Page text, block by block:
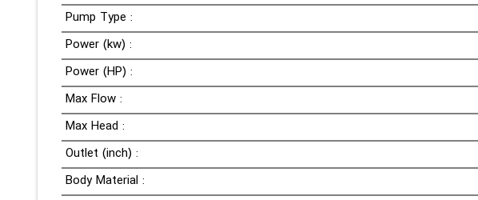
Pump Type :
Power (kw) :
Power (HP) :
Max Flow :
Max Head :
Outlet (inch) :
Body Material :